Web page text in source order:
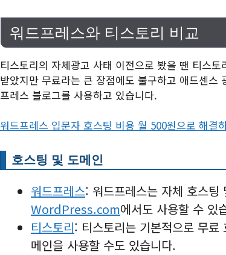
워드프레스와 티스토리 비교
티스토리의 자체광고 사태 이전으로 봤을 땐 티스
받았지만 무료라는 큰 장점에도 불구하고 애드센
프레스 블로그를 사용하고 있습니다.
워드프레스 입문자 호스팅 비용 월 500원으로 해결
호스팅 및 도메인
워드프레스: 워드프레스는 자체 호스팅
WordPress.com에서도 사용할 수 있
티스토리: 티스토리는 기본적으로 무
메인을 사용할 수도 있습니다.